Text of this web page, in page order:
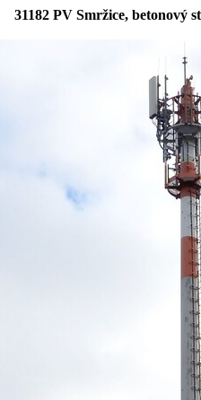
31182 PV Smržice, betonový